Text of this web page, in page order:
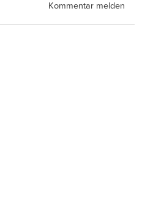
Kommentar melden